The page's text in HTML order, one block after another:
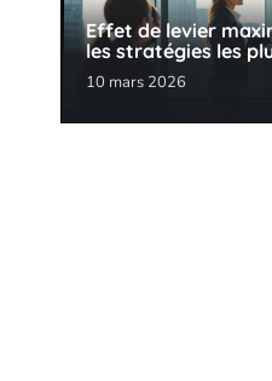
Effet de levier
les stratégies les
10 mars 2026